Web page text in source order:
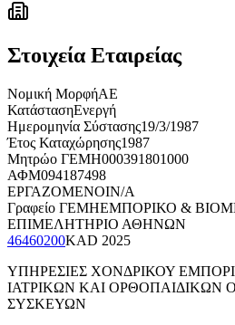
Στοιχεία Εταιρείας
Νομική ΜορφήΑΕ
ΚατάστασηΕνεργή
Ημερομηνία Σύστασης19/3/1987
Έτος Καταχώρησης1987
Μητρώο ΓΕΜΗ000391801000
ΑΦΜ094187498
ΕΡΓΑΖΟΜΕΝΟΙN/A
Γραφείο ΓΕΜΗΕΜΠΟΡΙΚΟ &
ΕΠΙΜΕΛΗΤΗΡΙΟ ΑΘΗΝΩΝ
46460200KAD 2025
ΥΠΗΡΕΣΙΕΣ ΧΟΝΔΡΙΚΟΥ
ΙΑΤΡΙΚΩΝ ΚΑΙ ΟΡΘΟΠΑΙΔΙΚΩΝ
ΣΥΣΚΕΥΩΝ